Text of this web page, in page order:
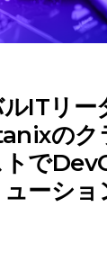
ITリー
のク
トで
ーショ
ティと